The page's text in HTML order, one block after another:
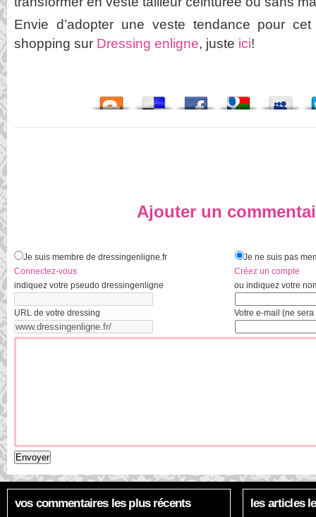
Envie d’adopter une veste tendance pour
shopping sur Dressing enligne, juste ici!
Ajouter un
Je suis membre de dressingenligne.fr
Connectez-vous
indiquez votre pseudo dressingenligne
URL de votre dressing
Je ne suis pas
Créez un compte
ou indiquez votre
Votre e-mail (ne
vos commentaires les plus récents les articles